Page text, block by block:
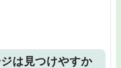
は見つけやすか